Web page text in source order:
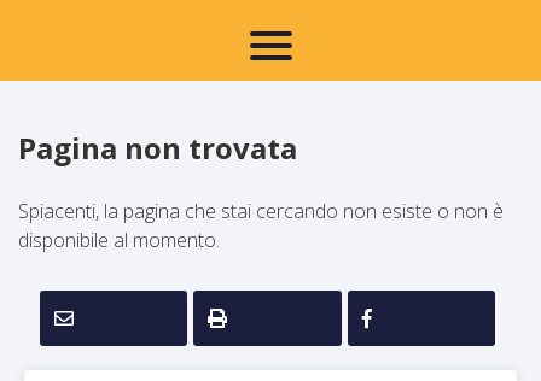
Properties For Sale
Properties For Rent
About Us
Services
Request Information
Propose A Property
Pagina non trovata
Spiacenti, la pagina che stai cercando non esiste o non è
disponibile al momento.